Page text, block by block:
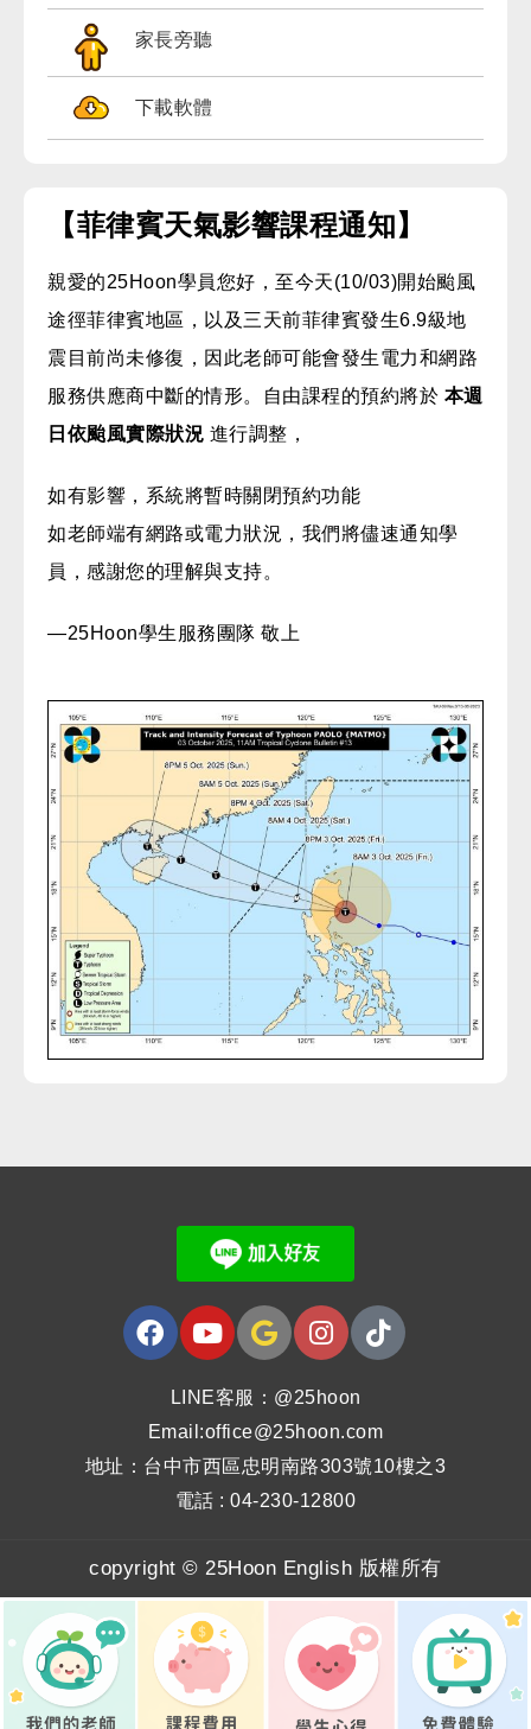
家長旁聽
下載軟體
【菲律賓天氣影響課程通知】
親愛的25Hoon學員您好，至今天(10/03)開始颱風
途徑菲律賓地區，以及三天前菲律賓發生6.9級地
震目前尚未修復，因此老師可能會發生電力和網路
服務供應商中斷的情形。
自由課程的預約將於 本週
日依颱風實際狀況 進行調整，
如有影響，系統將暫時關閉預約功能
如老師端有網路或電力狀況，我們將儘速通知學
員，感謝您的理解與支持。
—25Hoon學生服務團隊 敬上
LINE客服：@25hoon
Email:office@25hoon.com
地址：台中市西區忠明南路303號10樓之3
電話 : 04-230-12800
copyright © 25Hoon English 版權所有